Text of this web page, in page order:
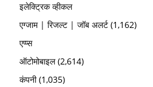
इलेक्ट्रिक व्हीकल
एग्जाम | रिजल्ट | जॉब अलर्ट (1,162)
एप्प्स
ऑटोमोबाइल(2,614)
कंपनी(1,035)